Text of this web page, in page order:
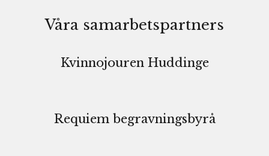
Våra samarbetspartners
Kvinnojouren Huddinge
Requiem begravningsbyrå